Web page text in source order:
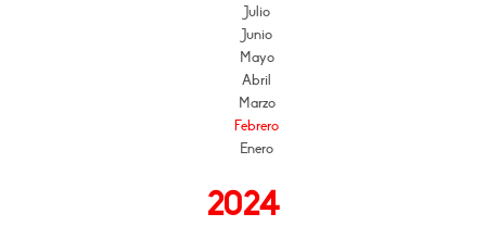
Julio
Junio
Mayo
Abril
Marzo
Febrero
Enero
2024